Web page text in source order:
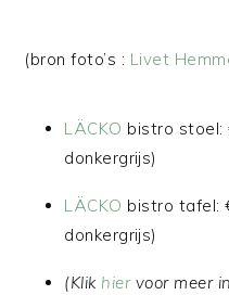
(bron foto’s : Livet
LÄCKO bistro
donkergrijs)
LÄCKO bistro tafel:
donkergrijs)
(Klik hiervoor meer